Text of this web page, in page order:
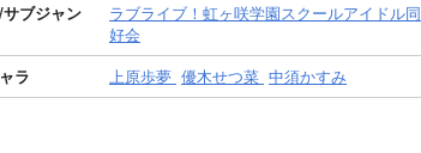
サブジャン
ラブライブ！虹ヶ咲学園スクールアイドル同
好会
ラ 上原歩夢 優木せつ菜 中須かすみ